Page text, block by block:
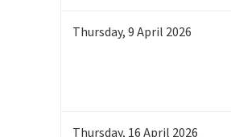
Thursday,9April 2026
Thursday, 16April 2026